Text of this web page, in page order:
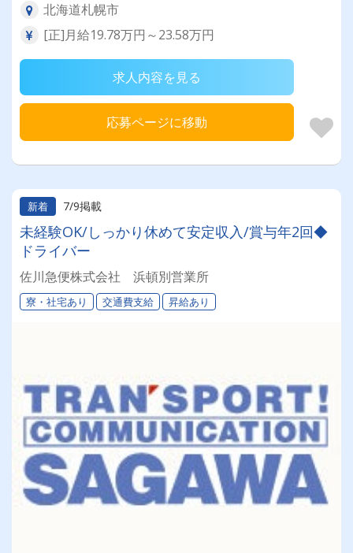
北海道札幌市
[正]月給19.78万円～23.58万円
求人内容を見る
応募ページに移動
新着 7/9掲載
未経験OK/しっかり休めて安定収入/賞与年2回◆
ドライバー
佐川急便株式会社 浜頓別営業所
寮・社宅あり 交通費支給 昇給あり